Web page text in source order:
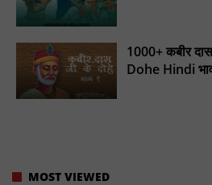
1000+ कबीर
Dohe Hindi
MOST VIEWED